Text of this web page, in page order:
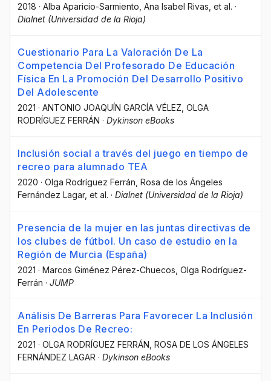
2018 · Alba Aparicio-Sarmiento , Ana Isabel Rivas , et al. ·
Dialnet (Universidad de la Rioja)
Cuestionario Para La Valoración De La
Competencia Del Profesorado De Educación
Física En La Promoción Del Desarrollo Positivo
Del Adolescente
2021 · ANTONIO JOAQUÍN GARCÍA VÉLEZ , OLGA
RODRÍGUEZ FERRÁN · Dykinson eBooks
Inclusión social a través del juego en tiempo de
recreo para alumnado TEA
2020 · Olga Rodríguez Ferrán , Rosa de los Ángeles
Fernández Lagar, et al. · Dialnet (Universidad de la Rioja)
Presencia de la mujer en las juntas directivas de
los clubes de fútbol. Un caso de estudio en la
Región de Murcia (España)
2021 · Marcos Giménez Pérez-Chuecos , Olga Rodríguez-
Ferrán · JUMP
Análisis De Barreras Para Favorecer La Inclusión
En Periodos De Recreo:
2021 · OLGA RODRÍGUEZ FERRÁN , ROSA DE LOS ÁNGELES
FERNÁNDEZ LAGAR · Dykinson eBooks